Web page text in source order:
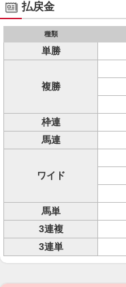
払戻金
種類
単勝
複勝
枠連
馬連
ワイド
馬単
3連複
3連単